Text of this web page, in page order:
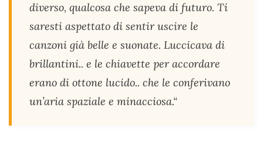
diverso, qualcosa che sapeva di futuro. Ti
saresti aspettato di sentir uscire le
canzoni già belle e suonate. Luccicava di
brillantini.. e le chiavette per accordare
erano di ottone lucido.. che le conferivano
un’aria spaziale e minacciosa.“